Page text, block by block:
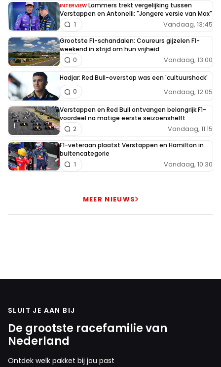
INTERVIEW Lammers trekt vergelijking tussen
Verstappen en Antonelli: "Jongere versie van Max"
Vandaag, 13:45
1
Grootste F1-schandalen: Coureurs gijzelen F1-
weekend in strijd om hun vrijheid
Vandaag, 13:00
0
Hadjar: Red Bull-overstap was een 'cultuurshock'
Vandaag, 12:05
0
Verstappen en Red Bull ontvangen belangrijk F1-
voordeel na matige eerste seizoenshelft
Vandaag, 11:15
2
F1-veteraan plaatst Verstappen en Hamilton in
buitencategorie
Vandaag, 10:30
1
MEER NIEUWS
SLUIT JE AAN BIJ
De grootste racefamilie van
Nederland
Ontdek welk pakket bij jou past